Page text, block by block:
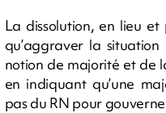
La dissolution, en lieu
qu’aggraver la
notion de majorité et de
en indiquant qu’une
pas du RN pour